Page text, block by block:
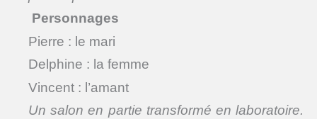
Personnages
Pierre : le mari
Delphine : la femme
Vincent : l’amant
Un salon en partie transformé en laboratoire.